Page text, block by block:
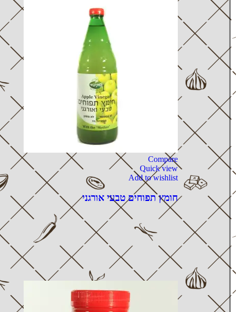
Compare
Quick view
Add to wishlist
חומץ תפוחים טבעי אורגני